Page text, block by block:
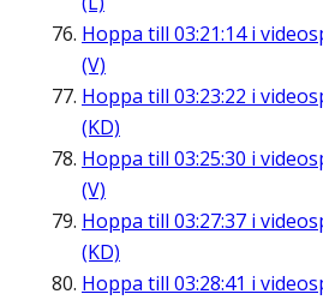
Hoppa till 03:21:14i
(V)
Hoppa till 03:23:22 i
(KD)
Hoppa till 03:25:30 i
(V)
Hoppa till 03:27:37 i
(KD)
Hoppa till 03:28:41 i